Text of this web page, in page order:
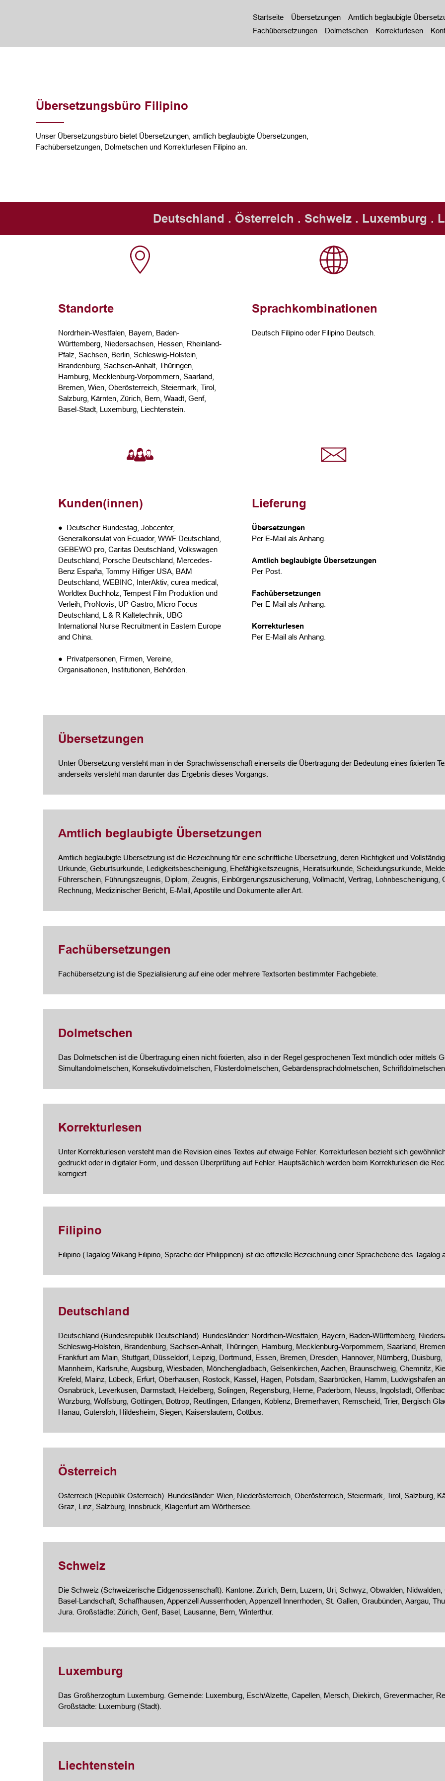
Startseite Übersetzungen
Amtlich beglaubigte
Fachübersetzungen
Dolmetschen Korrekturlesen
Übersetzungsbüro Filipino
Unser Übersetzungsbüro bietet Übersetzungen, amtlich beglaubigte Übersetzungen,
Fachübersetzungen, Dolmetschen und Korrekturlesen Filipino an.
Deutschland . Österreich . Schweiz . Luxemburg .
Standorte
Nordrhein-Westfalen, Bayern, Baden-
Württemberg, Niedersachsen, Hessen, Rheinland-
Pfalz, Sachsen, Berlin, Schleswig-Holstein,
Brandenburg, Sachsen-Anhalt, Thüringen,
Hamburg, Mecklenburg-Vorpommern, Saarland,
Bremen, Wien, Ober­österreich, Steier­mark, Tirol,
Salzburg, Kärnten, Zürich, Bern, Waadt, Genf,
Basel-Stadt, Luxemburg, Liechtenstein.
Sprachkombinationen
Deutsch Filipino oder Filipino Deutsch.
Kunden(innen)
● Deutscher Bundestag, Jobcenter,
Generalkonsulat von Ecuador, WWF Deutschland,
GEBEWO pro, Caritas Deutschland, Volkswagen
Deutschland, Porsche Deutschland, Mercedes-
Benz España, Tommy Hilfiger USA, BAM
Deutschland, WEBINC, InterAktiv, curea medical,
Worldtex Buchholz, Tempest Film Produktion und
Verleih, ProNovis, UP Gastro, Micro Focus
Deutschland, L & R Kältetechnik, UBG
International Nurse Recruitment in Eastern Europe
and China.
● Privatpersonen, Firmen, Vereine,
Organisationen, Institutionen, Behörden.
Lieferung
Übersetzungen
Per E-Mail als Anhang.
Amtlich beglaubigte Übersetzungen
Per Post.
Fachübersetzungen
Per E-Mail als Anhang.
Korrekturlesen
Per E-Mail als Anhang.
Übersetzungen
Unter Übersetzung versteht man in der Sprachwissenschaft einerseits die Übertragung der Bedeutung eines fixierten
anderseits versteht man darunter das Ergebnis dieses Vorgangs.
Amtlich beglaubigte Übersetzungen
Amtlich beglaubigte Übersetzung ist die Bezeichnung für eine schriftliche Übersetzung, deren Richtigkeit und
Urkunde, Geburtsurkunde, Ledigkeitsbescheinigung, Ehefähigkeitszeugnis, Heiratsurkunde, Scheidungsurkunde,
Führerschein, Führungszeugnis, Diplom, Zeugnis, Einbürgerungszusicherung, Vollmacht, Vertrag, Lohnbescheinigung,
Rechnung, Medizinischer Bericht, E-Mail, Apostille und Dokumente aller Art.
Fachübersetzungen
Fachübersetzung ist die Spezialisierung auf eine oder mehrere Textsorten bestimmter Fachgebiete.
Dolmetschen
Das Dolmetschen ist die Übertragung einen nicht fixierten, also in der Regel gesprochenen Text mündlich oder mittels
Simultandolmetschen, Konsekutivdolmetschen, Flüsterdolmetschen, Gebärdensprachdolmetschen, Schriftdolmetschen.
Korrekturlesen
Unter Korrekturlesen versteht man die Revision eines Textes auf etwaige Fehler. Korrekturlesen bezieht sich
gedruckt oder in digitaler Form, und dessen Überprüfung auf Fehler. Hauptsächlich werden beim Korrekturlesen die
korrigiert.
Filipino
Filipino (Tagalog Wikang Filipino, Sprache der Philippinen) ist die offizielle Bezeichnung einer Sprachebene des Tagalog
Deutschland
Deutschland (Bundesrepublik Deutschland). Bundesländer: Nordrhein-Westfalen, Bayern, Baden-Württemberg,
Schleswig-Holstein, Brandenburg, Sachsen-Anhalt, Thüringen, Hamburg, Mecklenburg-Vorpommern, Saarland,
Frankfurt am Main , Stuttgart, Düsseldorf, Leipzig, Dortmund, Essen, Bremen Dresden , Hannover, Nürnberg,
Mannheim, Karlsruhe, Augsburg, Wiesbaden, Mönchengladbach, Gelsenkirchen, Aachen, Braunschweig , Chemnitz,
Krefeld, Mainz Lübeck , Erfurt, Oberhausen, Rostock , Kassel, Hagen, Potsdam, Saarbrücken, Hamm, Ludwigshafen
Osnabrück, Leverkusen, Darmstadt, Heidelberg, Solingen, Regensburg, Herne, Paderborn, Neuss, Ingolstadt,
Würzburg, Wolfsburg, Göttingen, Bottrop, Reutlingen, Erlangen, Koblenz, Bremerhaven, Remscheid, Trier, Bergisch
Hanau, Gütersloh, Hildesheim, Siegen, Kaiserslautern, Cottbus
Österreich
Österreich (Republik Österreich). Bundesländer: Wien, Nieder­österreich, Ober­österreich, Steier­mark, Tirol, Salzburg,
Graz, Linz, Salzburg , Innsbruck, Klagenfurt am Wörthersee.
Schweiz
Die Schweiz (Schweizerische Eidgenossenschaft). Kantone: Zürich, Bern, Luzern, Uri, Schwyz, Obwalden, Nidwalden,
Basel-Landschaft, Schaffhausen, Appenzell Ausserrhoden, Appenzell Innerrhoden, St. Gallen, Graubünden, Aargau,
Jura. Großstädte: Zürich Genf, Basel , Lausanne, Bern, Winterthur.
Luxemburg
Das Großherzogtum Luxemburg. Gemeinde: Luxemburg, Esch/Alzette, Capellen, Mersch, Diekirch, Grevenmacher,
Großstädte: Luxemburg (Stadt).
Liechtenstein